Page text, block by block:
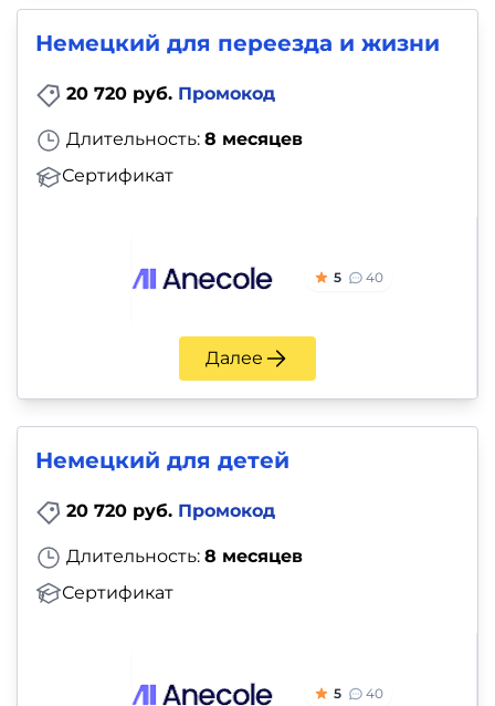
Немецкий для переезда и жизни
20 720 руб. Промокод
Длительность: 8 месяцев
Сертификат
5 40
Далее
Немецкий для детей
20 720 руб. Промокод
Длительность: 8 месяцев
Сертификат
5 40